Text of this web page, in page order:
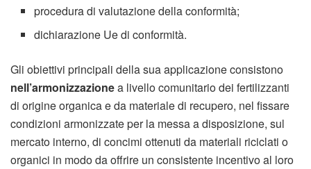
procedura di valutazione della conformità;
dichiarazione Ue di conformità.
Gli obiettivi principali della sua applicazione consistono
nell’armonizzazionea livello comunitario dei fertilizzanti
di origine organica e da materiale di recupero, nel fissare
condizioni armonizzate per la messa a disposizione, sul
mercato interno, di concimi ottenuti da materiali riciclati o
organici in modo da offrire un consistente incentivo al loro